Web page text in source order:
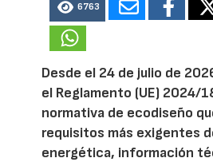
6763
Desde el 24 de julio de
el Reglamento (UE) 2024/
normativa de ecodiseño
requisitos más exigentes
energética, información